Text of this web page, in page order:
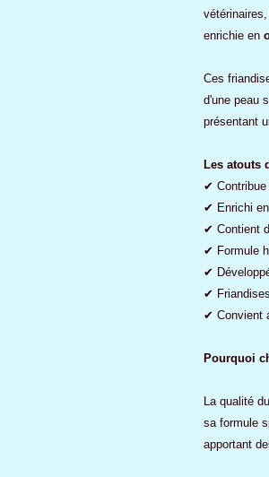
enrichie en
Ces
d'une peau
présentant
Les atouts
✔ Contribue
✔ Enrichi
✔ Contient
✔ Formule
✔
✔
✔ Convient
Pourquoi
La qualité
sa formule
apportant